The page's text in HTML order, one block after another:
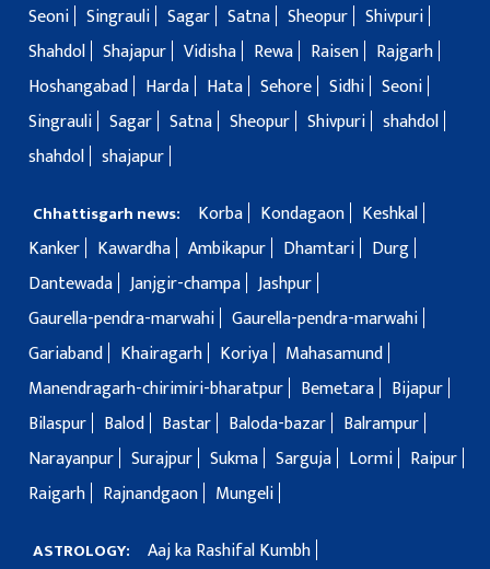
Seoni Singrauli Sagar Satna Sheopur Shivpuri
Shahdol Shajapur Vidisha Rewa Raisen
Rajgarh
Hoshangabad
Harda Hata Sehore Sidhi Seoni
Singrauli Sagar Satna Sheopur Shivpuri shahdol
shahdol shajapur
Chhattisgarh news: Korba Kondagaon
Keshkal
Kanker
Kawardha Ambikapur Dhamtari
Durg
Dantewada Janjgir-champa Jashpur
Gaurella-pendra-marwahi Gaurella-pendra-marwahi
Gariaband
Khairagarh Koriya
Mahasamund
Manendragarh-chirimiri-bharatpur
Bemetara
Bijapur
Bilaspur
Balod Bastar Baloda-bazar
Balrampur
Narayanpur Surajpur Sukma Sarguja Lormi
Raipur
Raigarh
Rajnandgaon Mungeli
ASTROLOGY:
Aaj ka Rashifal Kumbh